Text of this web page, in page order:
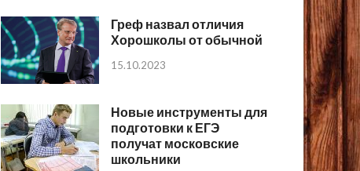
Греф назвал отличия
Хорошколы от обычной
15.10.2023
Новые инструменты для
подготовки к ЕГЭ
получат московские
школьники